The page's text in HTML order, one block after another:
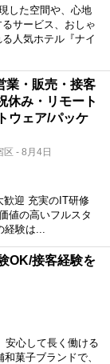
した空間や、心地
サービス、おしゃ
人気ホテル『ナイ
業・販売・接客
休み・リモート
ウェア/パッケ
区 - 8月4日
歓迎 充実のIT研修
値の高いフルスタ
験は...
OK/接客経験を
安心して長く働ける
菓子ブランドで、